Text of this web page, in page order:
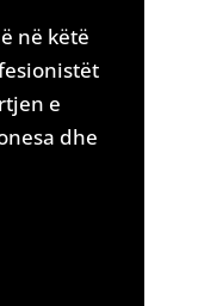
në këtë
e
dhe